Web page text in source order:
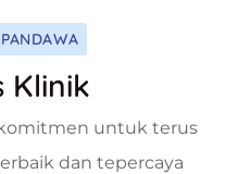
Klinik
untuk terus
dan tepercaya